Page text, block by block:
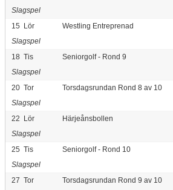
Slagspel
15 Lör
Westling Entreprenad
Slagspel
18 Tis
Seniorgolf - Rond 9
Slagspel
20 Tor
Torsdagsrundan Rond 8 av 10
Slagspel
22 Lör
Härjeånsbollen
Slagspel
25 Tis
Seniorgolf - Rond 10
Slagspel
27 Tor
Torsdagsrundan Rond 9 av 10